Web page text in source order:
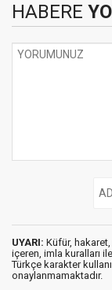
HABERE
UYARI: Küfür,
içeren, imla kuralları
Türkçe karakter
onaylanmamaktadır.